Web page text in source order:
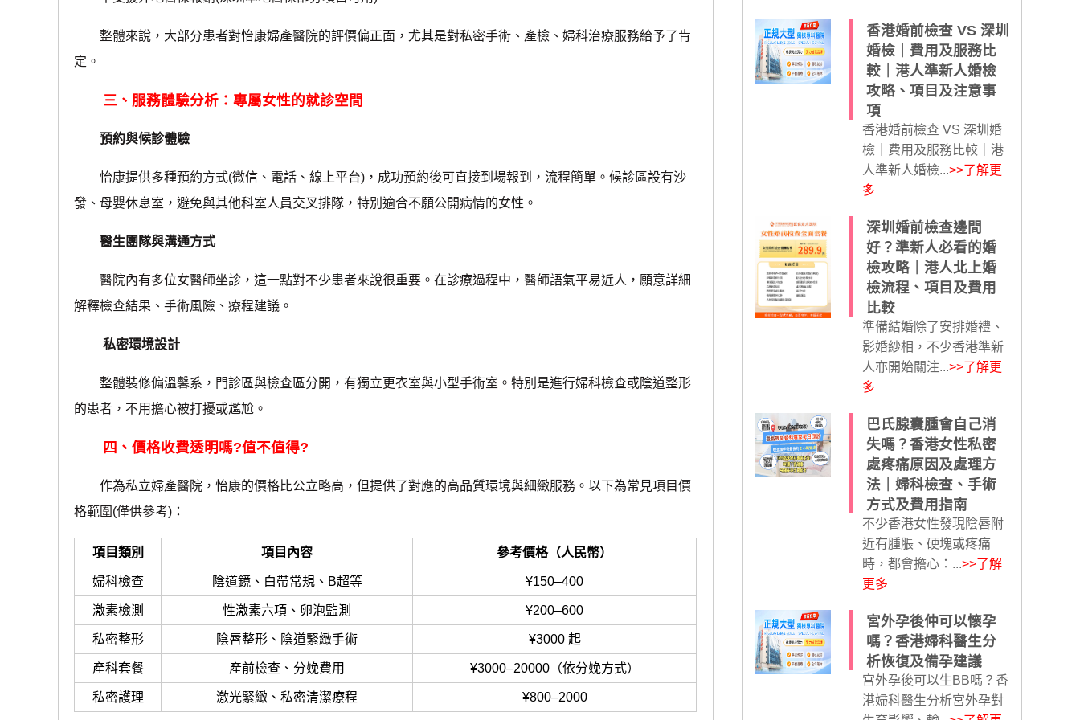
整體來說，大部分患者對怡康婦產醫院的評價偏正面，尤其是對私密手術、產檢、婦科治療服務給予了肯
定。
三、服務體驗分析：專屬女性的就診空間
預約與候診體驗
怡康提供多種預約方式(微信、電話、線上平台)，成功預約後可直接到場報到，流程簡單。候診區設有沙
發、母嬰休息室，避免與其他科室人員交叉排隊，特別適合不願公開病情的女性。
醫生團隊與溝通方式
醫院內有多位女醫師坐診，這一點對不少患者來說很重要。在診療過程中，醫師語氣平易近人，願意詳細
解釋檢查結果、手術風險、療程建議。
私密環境設計
整體裝修偏溫馨系，門診區與檢查區分開，有獨立更衣室與小型手術室。特別是進行婦科檢查或陰道整形
的患者，不用擔心被打擾或尷尬。
四、價格收費透明嗎?值不值得?
作為私立婦產醫院，怡康的價格比公立略高，但提供了對應的高品質環境與細緻服務。以下為常見項目價
格範圍(僅供參考)：
項目類別 項目內容 參考價格（人民幣）
婦科檢查 陰道鏡、白帶常規、B超等 ¥150–400
激素檢測 性激素六項、卵泡監測 ¥200–600
私密整形 陰唇整形、陰道緊緻手術 ¥3000 起
產科套餐 產前檢查、分娩費用 ¥3000–20000（依分娩方式）
私密護理 激光緊緻、私密清潔療程 ¥800–2000
香港婚前檢查 VS 深圳
婚檢｜費用及服務比
較｜港人準新人婚檢
攻略、項目及注意事
項
香港婚前檢查 VS 深圳婚
檢｜費用及服務比較｜港
人準新人婚檢...>>了解更
多
深圳婚前檢查邊間
好？準新人必看的婚
檢攻略｜港人北上婚
檢流程、項目及費用
比較
準備結婚除了安排婚禮、
影婚紗相，不少香港準新
人亦開始關注...>>了解更
多
巴氏腺囊腫會自己消
失嗎？香港女性私密
處疼痛原因及處理方
法｜婦科檢查、手術
方式及費用指南
不少香港女性發現陰唇附
近有腫脹、硬塊或疼痛
時，都會擔心：...>>了解
更多
宮外孕後仲可以懷孕
嗎？香港婦科醫生分
析恢復及備孕建議
宮外孕後可以生BB嗎？香
港婦科醫生分析宮外孕對